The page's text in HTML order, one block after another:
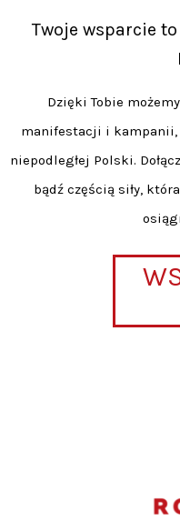
Twoje wsparcie
Dzięki Tobie
manifestacji i kampanii,
niepodległej Polski.
bądź częścią siły,